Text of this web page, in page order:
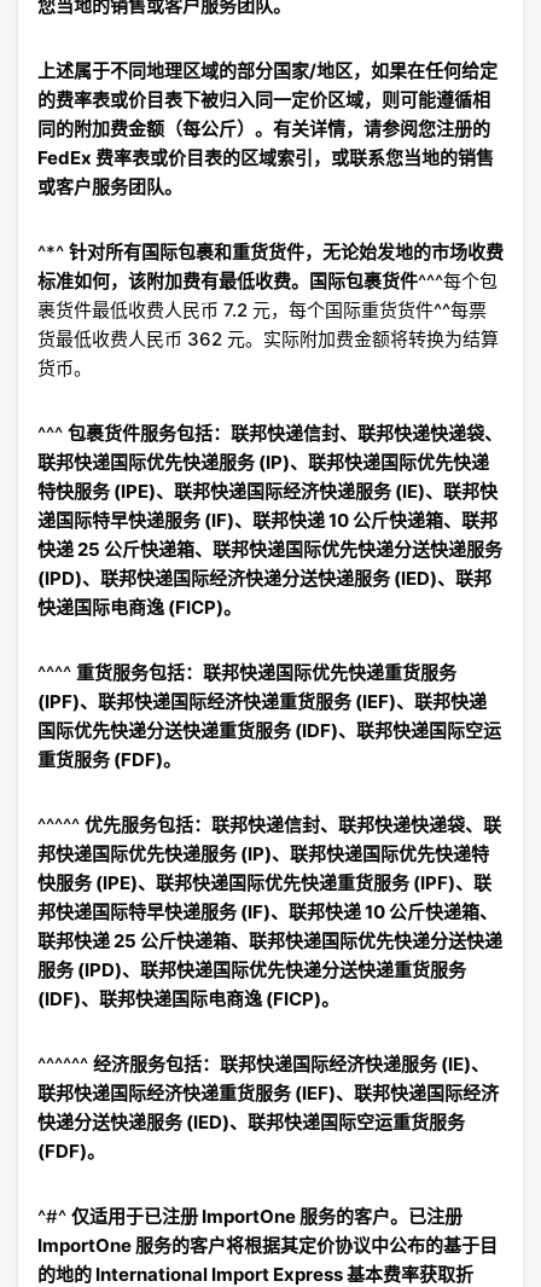
您当地的销售或客户服务团队。
上述属于不同地理区域的部分国家/地区，如果在任何给定
的费率表或价目表下被归入同一定价区域，则可能遵循相
同的附加费金额（每公斤）。有关详情，请参阅您注册的
FedEx 费率表或价目表的区域索引，或联系您当地的销售
或客户服务团队。
^*^ 针对所有国际包裹和重货货件，无论始发地的市场收费
标准如何，该附加费有最低收费。国际包裹货件​^^^每个包
裹货件最低收费人民币 7.2 元，每个国际重货货件^^每票
货最低收费人民币 362 元。实际附加费金额将转换为结算
货币。
^^^ 包裹货件服务包括：联邦快递信封、联邦快递快递袋、
联邦快递国际优先快递服务 (IP)、联邦快递国际优先快递
特快服务 (IPE)、联邦快递国际经济快递服务 (IE)、联邦快
递国际特早快递服务 (IF)、联邦快递 10 公斤快递箱、联邦
快递 25 公斤快递箱、联邦快递国际优先快递分送快递服务
(IPD)、联邦快递国际经济快递分送快递服务 (IED)、联邦
快递国际电商逸 (FICP)。
^^^^ 重货服务包括：联邦快递国际优先快递重货服务
(IPF)、联邦快递国际经济快递重货服务 (IEF)、联邦快递
国际优先快递分送快递重货服务 (IDF)、联邦快递国际空运
重货服务 (FDF)。
^^^^^ 优先服务包括：联邦快递信封、联邦快递快递袋、联
邦快递国际优先快递服务 (IP)、联邦快递国际优先快递特
快服务 (IPE)、联邦快递国际优先快递重货服务 (IPF)、联
邦快递国际特早快递服务 (IF)、联邦快递 10 公斤快递箱、
联邦快递 25 公斤快递箱、联邦快递国际优先快递分送快递
服务 (IPD)、联邦快递国际优先快递分送快递重货服务
(IDF)、联邦快递国际电商逸 (FICP)。
^^^^^^ 经济服务包括：联邦快递国际经济快递服务 (IE)、
联邦快递国际经济快递重货服务 (IEF)、联邦快递国际经济
快递分送快递服务 (IED)、联邦快递国际空运重货服务
(FDF)。
^#^ 仅适用于已注册 ImportOne 服务的客户。已注册
ImportOne 服务的客户将根据其定价协议中公布的基于目
的地的 International Import Express 基本费率获取折